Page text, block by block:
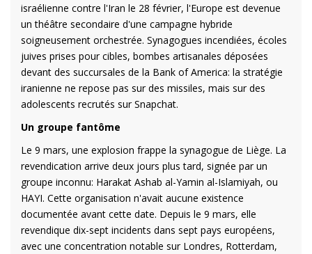
israélienne contre l'Iran le 28 février, l'Europe est devenue
un théâtre secondaire d'une campagne hybride
soigneusement orchestrée. Synagogues incendiées, écoles
juives prises pour cibles, bombes artisanales déposées
devant des succursales de la Bank of America: la stratégie
iranienne ne repose pas sur des missiles, mais sur des
adolescents recrutés sur Snapchat.
Un groupe fantôme
Le 9 mars, une explosion frappe la synagogue de Liège. La
revendication arrive deux jours plus tard, signée par un
groupe inconnu: Harakat Ashab al-Yamin al-Islamiyah, ou
HAYI. Cette organisation n'avait aucune existence
documentée avant cette date. Depuis le 9 mars, elle
revendique dix-sept incidents dans sept pays européens,
avec une concentration notable sur Londres, Rotterdam,